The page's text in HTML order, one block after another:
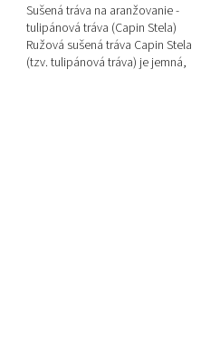
Sušená tráva na aranžovanie -
tulipánová tráva (Capin Stela)
Ružová sušená tráva Capin Stela
(tzv. tulipánová tráva) je jemná,